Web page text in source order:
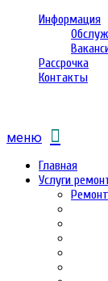
Информация
Рассрочка
Контакты
меню
Главная
Услуги